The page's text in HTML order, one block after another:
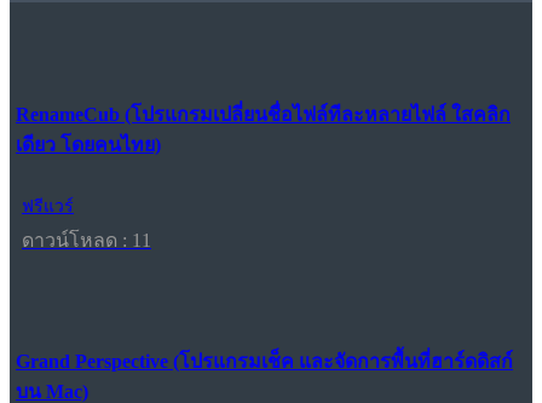
RenameCub (โปรแกรมเปลี่ยนชื่อไฟล์ทีละหลายไฟล์ ใสคลิก
เดียว โดยคนไทย)
ฟรีแวร์
ดาวน์โหลด : 11
Grand Perspective (โปรแกรมเช็ค และจัดการพื้นที่ฮาร์ดดิสก์
บน Mac)